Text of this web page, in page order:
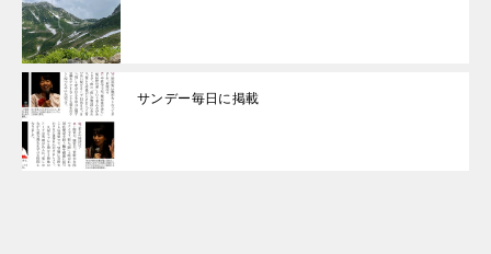
サンデー毎日に掲載